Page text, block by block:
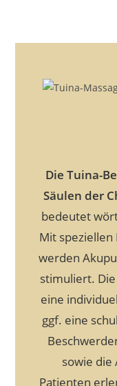
Die Tuina-
Säulen der
bedeutet
Mit speziellen
werden
stimuliert.
eine
ggf. eine
sowie die
Patienten